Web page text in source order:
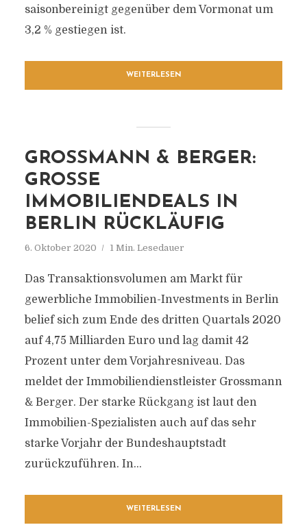
saisonbereinigt gegenüber dem Vormonat um
3,2 % gestiegen ist.
WEITERLESEN
GROSSMANN & BERGER:
GROSSE I
MMOBILIENDEALS IN B
ERLIN RÜCKLÄUFIG
6. Oktober 2020 1 Min. Lesedauer
Das Transaktionsvolumen am Markt für
gewerbliche Immobilien-Investments in Berlin
belief sich zum Ende des dritten Quartals 2020
auf 4,75 Milliarden Euro und lag damit 42
Prozent unter dem Vorjahresniveau. Das
meldet der Immobiliendienstleister Grossmann
& Berger. Der starke Rückgang ist laut den
Immobilien-Spezialisten auch auf das sehr
starke Vorjahr der Bundeshauptstadt
zurückzuführen. In...
WEITERLESEN